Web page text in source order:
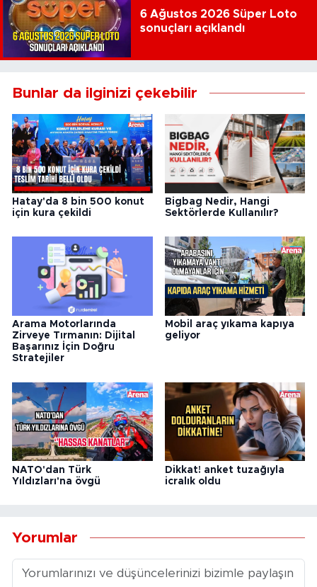
6 Ağustos 2026 Süper Loto
sonuçları açıklandı
Bunlar da ilginizi çekebilir
Hatay'da 8 bin 500 konut
için kura çekildi
Bigbag Nedir, Hangi
Sektörlerde Kullanılır?
Arama Motorlarında
Zirveye Tırmanın: Dijital
Başarınız İçin Doğru
Stratejiler
Mobil araç yıkama kapıya
geliyor
NATO'dan Türk
Yıldızları'na övgü
Dikkat! anket tuzağıyla
icralık oldu
Yorumlar